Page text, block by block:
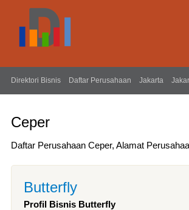
Direktori Bisnis Daftar Perusahaan Jakarta
Ceper
Daftar Perusahaan Ceper, Alamat
Butterfly
Profil Bisnis Butterfly